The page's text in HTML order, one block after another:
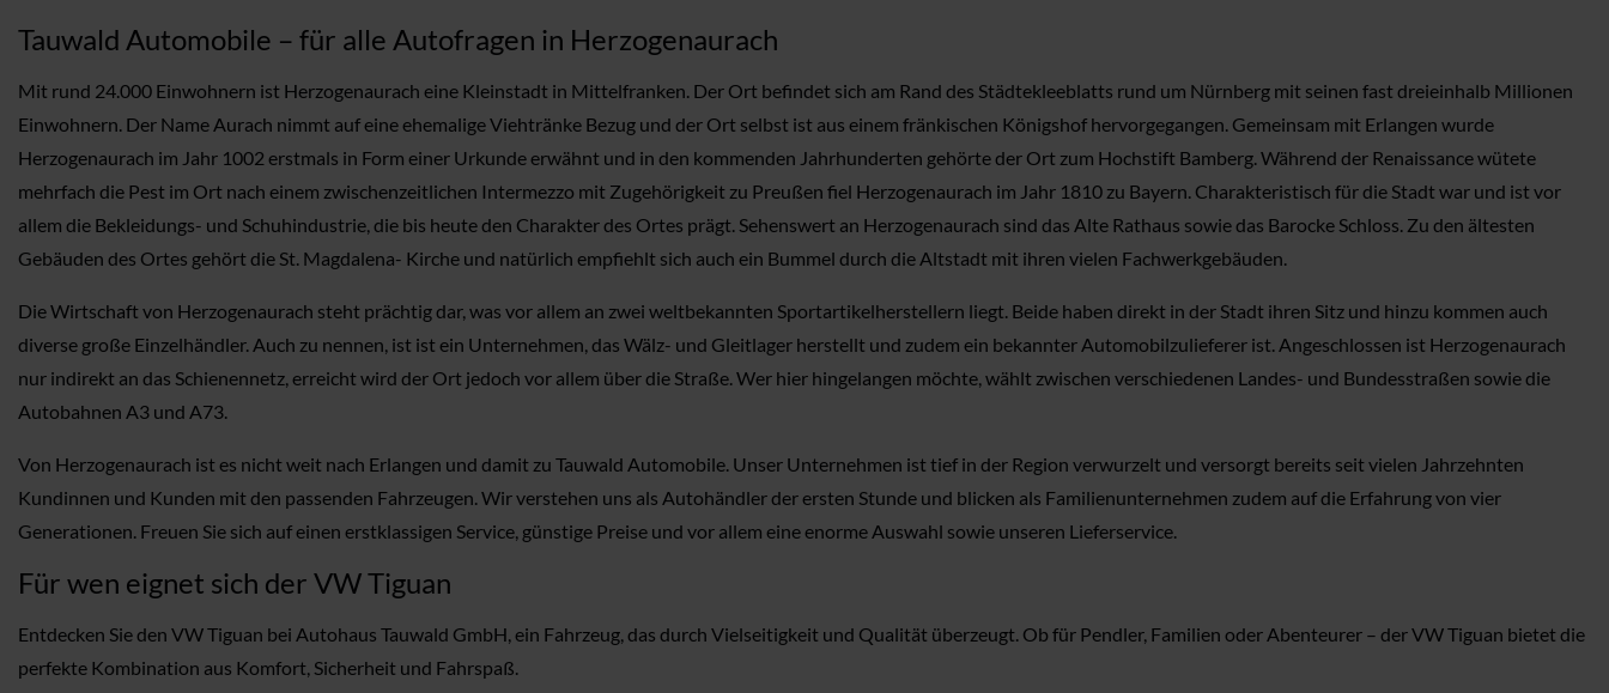
Tauwald Automobile – für alle Autofragen in Herzogenaurach
Mit rund 24.000 Einwohnern ist Herzogenaurach eine Kleinstadt in Mittelfranken. Der Ort befindet sich am Rand des Städtekleeblatts rund um Nürnberg mit seinen fast dreieinhalb Millionen
Einwohnern. Der Name Aurach nimmt auf eine ehemalige Viehtränke Bezug und der Ort selbst ist aus einem fränkischen Königshof hervorgegangen. Gemeinsam mit Erlangen wurde
Herzogenaurach im Jahr 1002 erstmals in Form einer Urkunde erwähnt und in den kommenden Jahrhunderten gehörte der Ort zum Hochstift Bamberg. Während der Renaissance wütete
mehrfach die Pest im Ort nach einem zwischenzeitlichen Intermezzo mit Zugehörigkeit zu Preußen fiel Herzogenaurach im Jahr 1810 zu Bayern. Charakteristisch für die Stadt war und ist vor
allem die Bekleidungs- und Schuhindustrie, die bis heute den Charakter des Ortes prägt. Sehenswert an Herzogenaurach sind das Alte Rathaus sowie das Barocke Schloss. Zu den ältesten
Gebäuden des Ortes gehört die St. Magdalena- Kirche und natürlich empfiehlt sich auch ein Bummel durch die Altstadt mit ihren vielen Fachwerkgebäuden.
Die Wirtschaft von Herzogenaurach steht prächtig dar, was vor allem an zwei weltbekannten Sportartikelherstellern liegt. Beide haben direkt in der Stadt ihren Sitz und hinzu kommen auch
diverse große Einzelhändler. Auch zu nennen, ist ist ein Unternehmen, das Wälz- und Gleitlager herstellt und zudem ein bekannter Automobilzulieferer ist. Angeschlossen ist Herzogenaurach
nur indirekt an das Schienennetz, erreicht wird der Ort jedoch vor allem über die Straße. Wer hier hingelangen möchte, wählt zwischen verschiedenen Landes- und Bundesstraßen sowie die
Autobahnen A3 und A73.
Von Herzogenaurach ist es nicht weit nach Erlangen und damit zu Tauwald Automobile. Unser Unternehmen ist tief in der Region verwurzelt und versorgt bereits seit vielen Jahrzehnten
Kundinnen und Kunden mit den passenden Fahrzeugen. Wir verstehen uns als Autohändler der ersten Stunde und blicken als Familienunternehmen zudem auf die Erfahrung von vier
Generationen. Freuen Sie sich auf einen erstklassigen Service, günstige Preise und vor allem eine enorme Auswahl sowie unseren Lieferservice.
Für wen eignet sich der VW Tiguan
Entdecken Sie den VW Tiguan bei Autohaus Tauwald GmbH, ein Fahrzeug, das durch Vielseitigkeit und Qualität überzeugt. Ob für Pendler, Familien oder Abenteurer – der VW Tiguan bietet die
perfekte Kombination aus Komfort, Sicherheit und Fahrspaß.